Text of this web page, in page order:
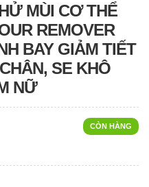
MÙI CƠ THỂ
REMOVER
BAY GIẢM TIẾT
SE KHÔ
NỮ
CÒN HÀNG